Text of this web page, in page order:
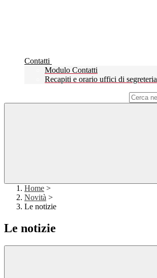
Contatti
Modulo Contatti
Recapiti e orario uffici di segreteria
Home >
Novità >
Le notizie
Le notizie